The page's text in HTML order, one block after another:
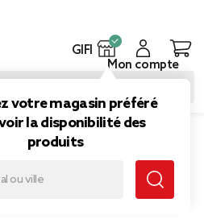
GIFI
votre magasin préféré
la disponibilité des
produits
Mon compte
inox
500ml